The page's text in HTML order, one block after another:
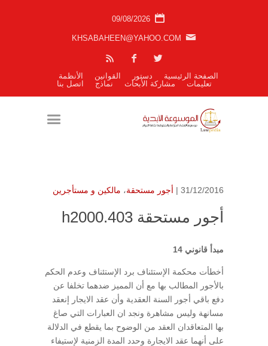
09/08/2026
KHSABAHEEN@YAHOO.COM
الصفحة الرئيسية دستور القوانين
الأنظمة
تعليمات
مشاركة الأبحاث نماذج اتصل بنا
31/12/2016 | أجور مستحقة، مالكين و مستأجرين
أجور مستحقة h2000.403
مبدأ قانوني 14
أخطأت محكمة الإستئناف برد الإستئناف وعدم الحكم
بالأجور المطالب بها مع أن المميز ضدهما تخلفا عن
دفع باقي أجور السنة العقدية وأن عقد الايجار إنعقد
مسانهة وليس مشاهرة ونجد ان العبارات التي صاغ
بها المتعاقدان العقد من الوضوح بما يقطع في الدلالة
على أنهما عقد الايجارة وحدد المدة الزمنية لإستيفاء